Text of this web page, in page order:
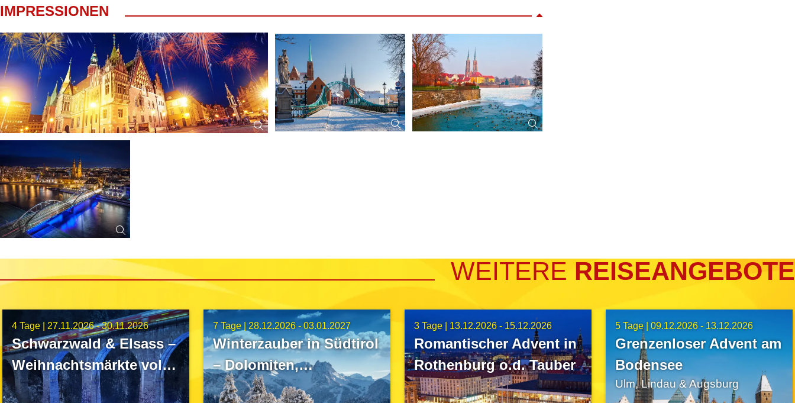
3x Übernachtung/ Frühstück im Hotel Park Plaza**** in Breslau
1 x Silvesterfeier mit festlichem Abendessen & Getränken (Wein, Wodka, Bier & Softdrinks)
inkl. 25,-€ Servicepauschale für Reisebüroleistungen (nicht erstattbar)
IMPRESSIONEN
WEITERE REISEANGEBOTE
5 Tage | 09.12.2026 - 13.12.2026
Grenzenloser Advent am
Bodensee
Ulm, Lindau & Augsburg
3 Tage | 13.12.2026 - 15.12.2026
Romantischer Advent in
Rothenburg o.d. Tauber
7 Tage | 28.12.2026 - 03.01.2027
Winterzauber in Südtirol
– Dolomiten,
Weihnachtsmärkte &
4 Tage | 27.11.2026 - 30.11.2026
Schwarzwald & Elsass –
Weihnachtsmärkte voller
Magie